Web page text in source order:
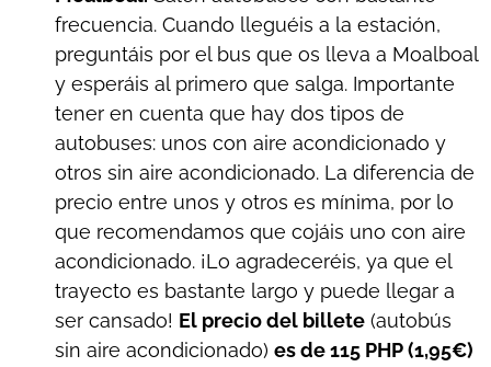
frecuencia. Cuando lleguéis a la estación,
preguntáis por el bus que os lleva a Moalboal
y esperáis al primero que salga. Importante
tener en cuenta que hay dos tipos de
autobuses: unos con aire acondicionado y
otros sin aire acondicionado. La diferencia de
precio entre unos y otros es mínima, por lo
que recomendamos que cojáis uno con aire
acondicionado. ¡Lo agradeceréis, ya que el
trayecto es bastante largo y puede llegar a
ser cansado! El precio del billete (autobús
sin aire acondicionado) es de 115 PHP (1,95€)